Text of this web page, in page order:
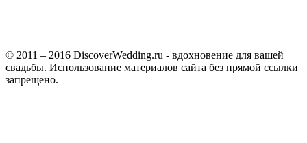
© 2011 – 2016 DiscoverWedding.ru - вдохновение для вашей
свадьбы. Использование материалов сайта без прямой ссылки
запрещено.